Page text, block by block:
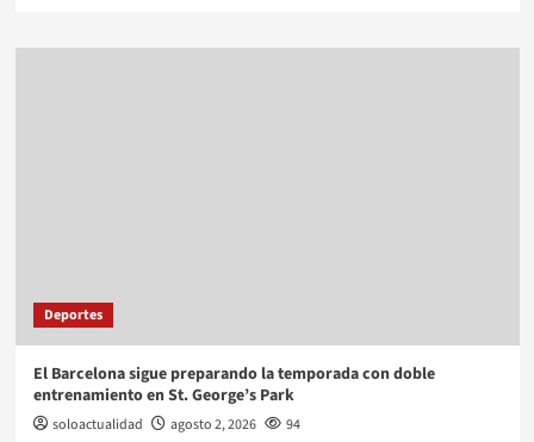
Deportes
El Barcelona sigue preparando la temporada con doble
entrenamiento en St. George’s Park
soloactualidad agosto 2, 2026 94